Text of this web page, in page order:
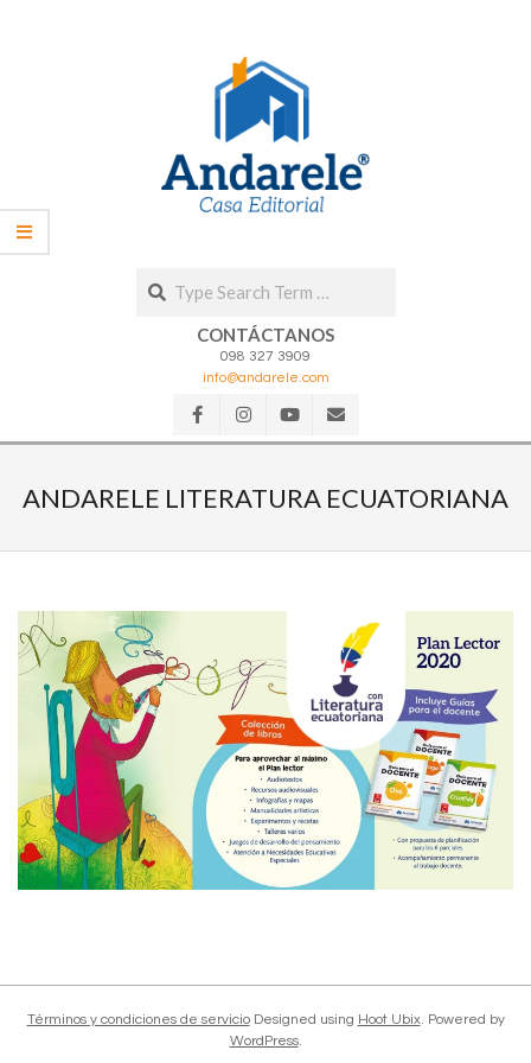
CONTÁCTANOS
098 327 3909
info@andarele.com
Navigation
Menu
ANDARELE LITERATURA ECUATORIANA
02-
09
Términos y condiciones de servicioDesigned using Hoot Ubix. Powered by
WordPress.